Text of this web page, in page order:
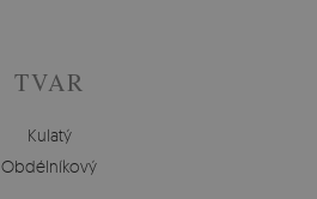
TVAR
Kulatý
Obdélníkový